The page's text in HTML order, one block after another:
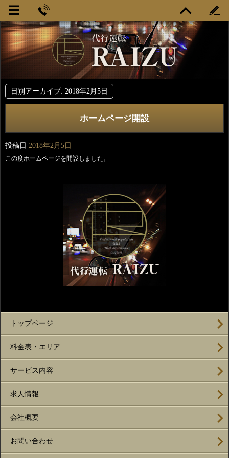
日別アーカイブ: 2018年2月5日
ホームページ開設
投稿日 2018年2月5日
この度ホームページを開設しました。
トップページ
料金表・エリア
サービス内容
求人情報
会社概要
お問い合わせ